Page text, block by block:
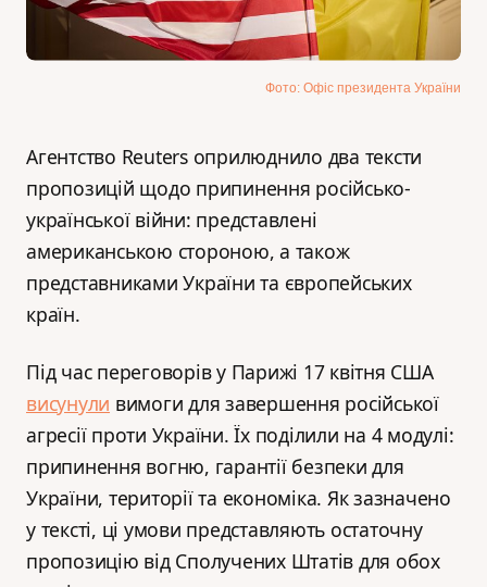
Фото: Офіс президента України
Агентство Reuters оприлюднило два тексти
пропозицій щодо припинення російсько-
української війни: представлені
американською стороною, а також
представниками України та європейських
країн.
Під час переговорів у Парижі 17 квітня США
висунули вимоги для завершення російської
агресії проти України. Їх поділили на 4 модулі:
припинення вогню, гарантії безпеки для
України, території та економіка. Як зазначено
у тексті, ці умови представляють остаточну
пропозицію від Сполучених Штатів для обох